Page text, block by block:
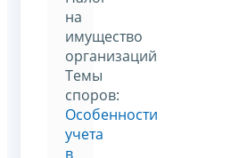
на
имущество
организаций
Темы
споров:
Особенности
учета
в